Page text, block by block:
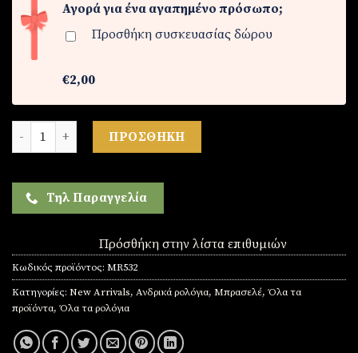
Αγορά για ένα αγαπημένο πρόσωπο;
Προσθήκη συσκευασίας δώρου
€2,00
Ρολόι ανδρικό από ατσάλι ποσότητα
ΠΡΟΣΘΉΚΗ
Τηλ Παραγγελία
Πρόσθήκη στην λίστα επιθυμιών
Κωδικός προϊόντος: MR532
Κατηγορίες: New Arrivals, Ανδρικά ρολόγια, Μπρασελέ, Όλα τα
προϊόντα, Όλα τα ρολόγια